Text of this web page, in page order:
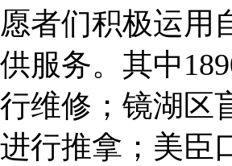
者们积极运用
服务。其中
维修；镜湖区
行推拿；美臣